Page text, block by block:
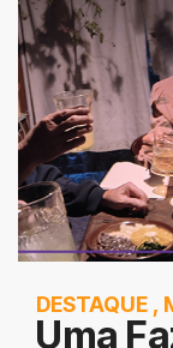
DESTAQUE ,
Uma